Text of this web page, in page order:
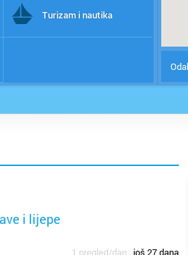
Turizam i nautika
i lijepe
1 pregled/dan još 27 dana